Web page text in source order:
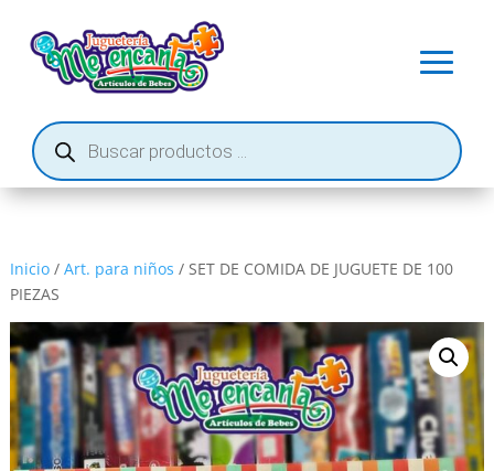
Búsqueda
de
productos
Inicio/ Art. para niños / SET DE COMIDA DE JUGUETE DE 100
PIEZAS